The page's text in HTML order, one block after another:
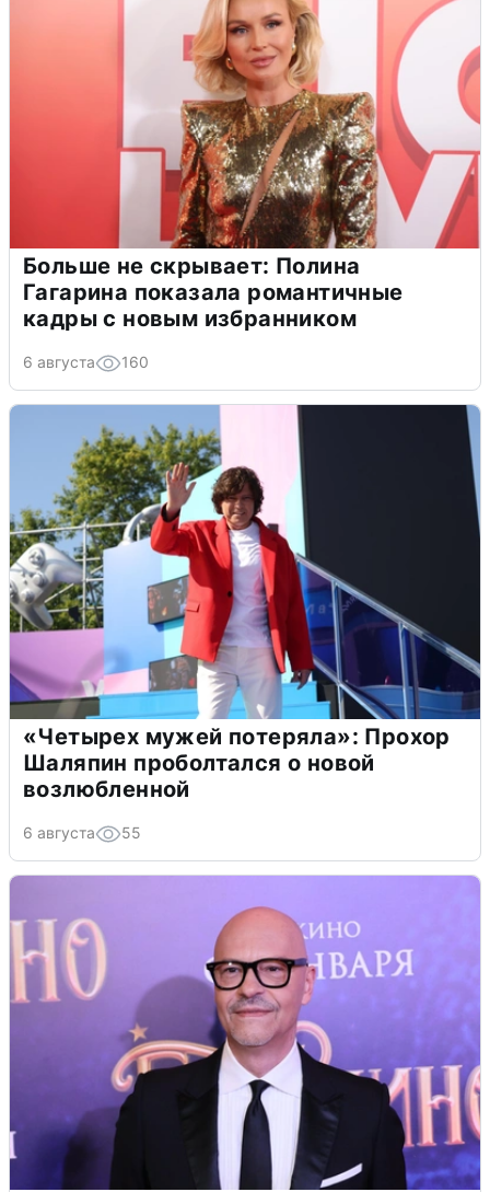
Больше не скрывает: Полина
Гагарина показала романтичные
кадры с новым избранником
6 августа 160
«Четырех мужей потеряла»: Прохор
Шаляпин проболтался о новой
возлюбленной
6 августа 55